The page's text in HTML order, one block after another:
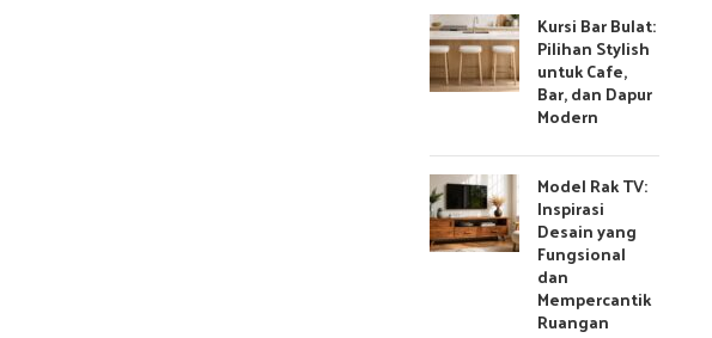
Kursi Bar Bulat:
Pilihan Stylish
untuk Cafe,
Bar, dan Dapur
Modern
Model Rak TV:
Inspirasi
Desain yang
Fungsional
dan
Mempercantik
Ruangan